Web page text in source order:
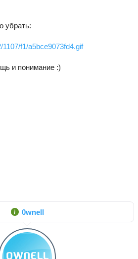
убрать:
f1/a5bce9073fd4.gif
и понимание :)
0wnell